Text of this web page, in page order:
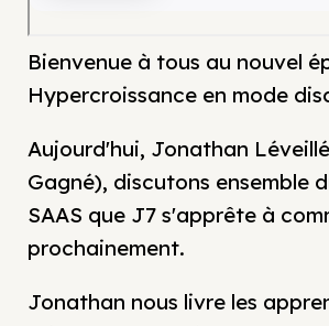
Bienvenue à tous au nouvel
Hypercroissance en mode
Aujourd'hui, Jonathan
Gagné), discutons ensemble
SAAS que J7 s'apprête à
prochainement.
Jonathan nous livre les